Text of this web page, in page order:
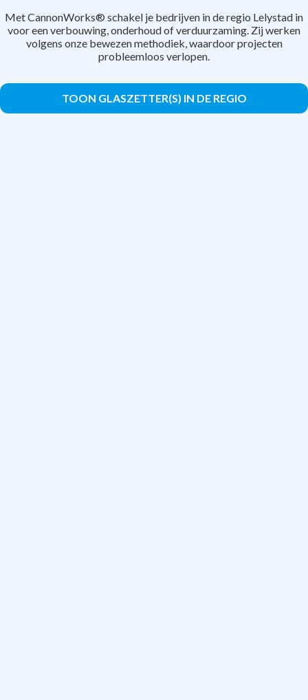
Met CannonWorks® schakel je bedrijven in de regio Lelystad in
voor een verbouwing, onderhoud of verduurzaming. Zij werken
volgens onze bewezen methodiek, waardoor projecten
probleemloos verlopen.
TOON GLASZETTER(S) IN DE REGIO